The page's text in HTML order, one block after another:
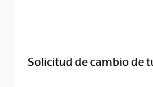
Solicitud de cambio de